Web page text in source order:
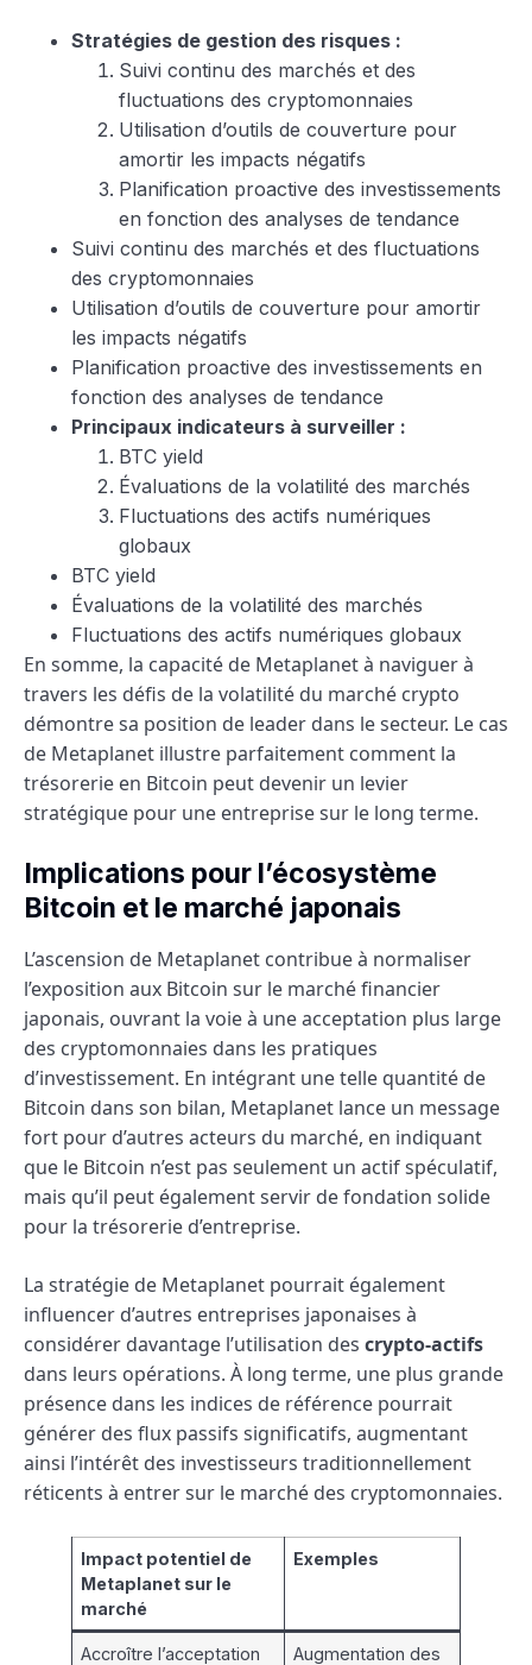
Stratégies de gestion des risques :
Suivi continu des marchés et des
fluctuations des cryptomonnaies
Utilisation d’outils de couverture pour
amortir les impacts négatifs
Planification proactive des investissements
en fonction des analyses de tendance
Suivi continu des marchés et des fluctuations
des cryptomonnaies
Utilisation d’outils de couverture pour amortir
les impacts négatifs
Planification proactive des investissements en
fonction des analyses de tendance
Principaux indicateurs à surveiller :
BTC yield
Évaluations de la volatilité des marchés
Fluctuations des actifs numériques
globaux
BTC yield
Évaluations de la volatilité des marchés
Fluctuations des actifs numériques globaux
En somme, la capacité de Metaplanet à naviguer à
travers les défis de la volatilité du marché crypto
démontre sa position de leader dans le secteur. Le cas
de Metaplanet illustre parfaitement comment la
trésorerie en Bitcoin peut devenir un levier
stratégique pour une entreprise sur le long terme.
Implications pour l’écosystème
Bitcoin et le marché japonais
L’ascension de Metaplanet contribue à normaliser
l’exposition aux Bitcoin sur le marché financier
japonais, ouvrant la voie à une acceptation plus large
des cryptomonnaies dans les pratiques
d’investissement. En intégrant une telle quantité de
Bitcoin dans son bilan, Metaplanet lance un message
fort pour d’autres acteurs du marché, en indiquant
que le Bitcoin n’est pas seulement un actif spéculatif,
mais qu’il peut également servir de fondation solide
pour la trésorerie d’entreprise.
La stratégie de Metaplanet pourrait également
influencer d’autres entreprises japonaises à
considérer davantage l’utilisation des crypto-actifs
dans leurs opérations. À long terme, une plus grande
présence dans les indices de référence pourrait
générer des flux passifs significatifs, augmentant
ainsi l’intérêt des investisseurs traditionnellement
réticents à entrer sur le marché des cryptomonnaies.
Impact potentiel de
Metaplanet sur le
marché
Exemples
Accroître l’acceptation
Augmentation des